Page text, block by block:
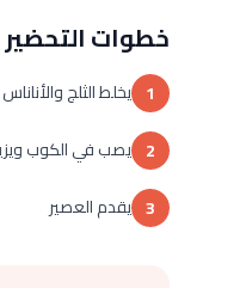
خطوات التحضير
1 يخلط الثلج
2 يصب في الكوب
3 يقدم العصير